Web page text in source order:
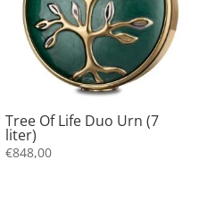
Tree Of Life Duo Urn (7
liter)
€848,00